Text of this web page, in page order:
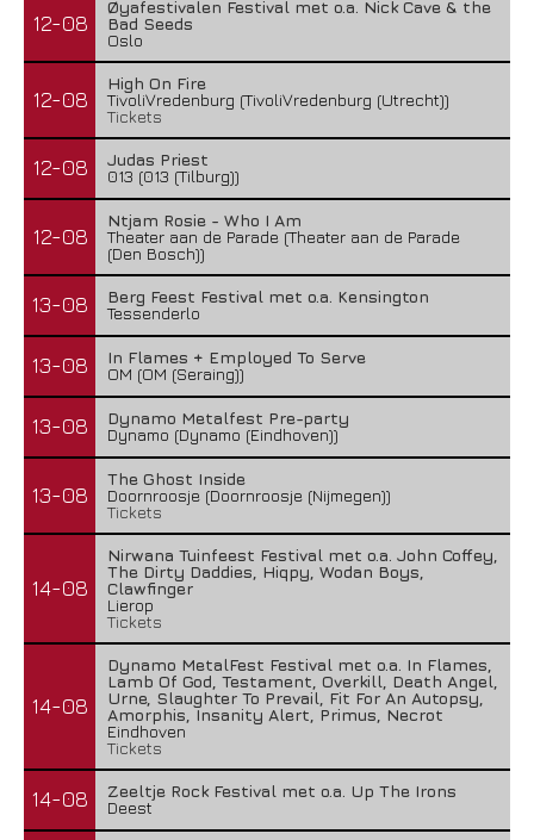
12-08
Øyafestivalen Festival met o.a. Nick Cave & the
Bad Seeds
Oslo
12-08
High On Fire
TivoliVredenburg (TivoliVredenburg (Utrecht))
Tickets
12-08
Judas Priest
013 (013 (Tilburg))
12-08
Ntjam Rosie - Who I Am
Theater aan de Parade (Theater aan de Parade
(Den Bosch))
13-08
Berg Feest Festival met o.a. Kensington
Tessenderlo
13-08
In Flames + Employed To Serve
OM (OM (Seraing))
13-08
Dynamo Metalfest Pre-party
Dynamo (Dynamo (Eindhoven))
13-08
The Ghost Inside
Doornroosje (Doornroosje (Nijmegen))
Tickets
14-08
Nirwana Tuinfeest Festival met o.a. John Coffey,
The Dirty Daddies, Hiqpy, Wodan Boys,
Clawfinger
Lierop
Tickets
14-08
Dynamo MetalFest Festival met o.a. In Flames,
Lamb Of God, Testament, Overkill, Death Angel,
Urne, Slaughter To Prevail, Fit For An Autopsy,
Amorphis, Insanity Alert, Primus, Necrot
Eindhoven
Tickets
14-08
Zeeltje Rock Festival met o.a. Up The Irons
Deest